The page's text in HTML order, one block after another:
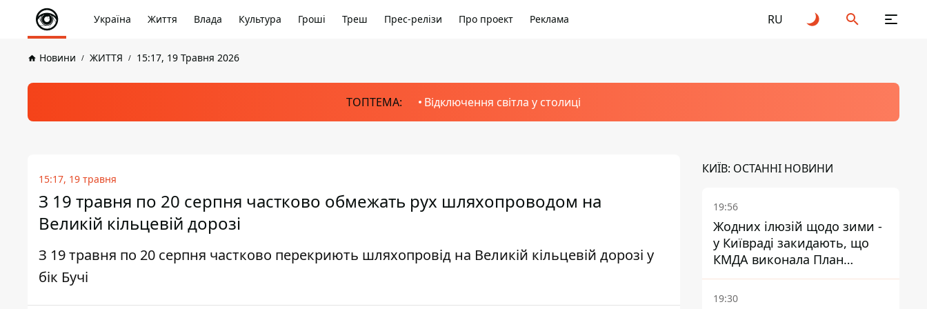
Україна Життя Влада Культура Гроші Треш Прес-релізи Про проект Реклама RU
Новини ЖИТТЯ 15:17, 19 Травня 2026
ТОПТЕМА: Відключення світла у столиці
15:17, 19 травня
З 19 травня по 20 серпня частково обмежать рух шляхопроводом на
Великій кільцевій дорозі
З 19 травня по 20 серпня частково перекриють шляхопровід на Великій кільцевій дорозі у
бік Бучі
КИЇВ: ОСТАННІ НОВИНИ
19:56
Жодних ілюзій щодо зими -
у Київраді закидають, що
КМДА виконала План
стійкості на 20%
19:30